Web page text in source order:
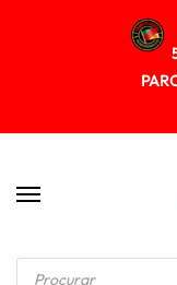
Início / SUPORTE DE BAU